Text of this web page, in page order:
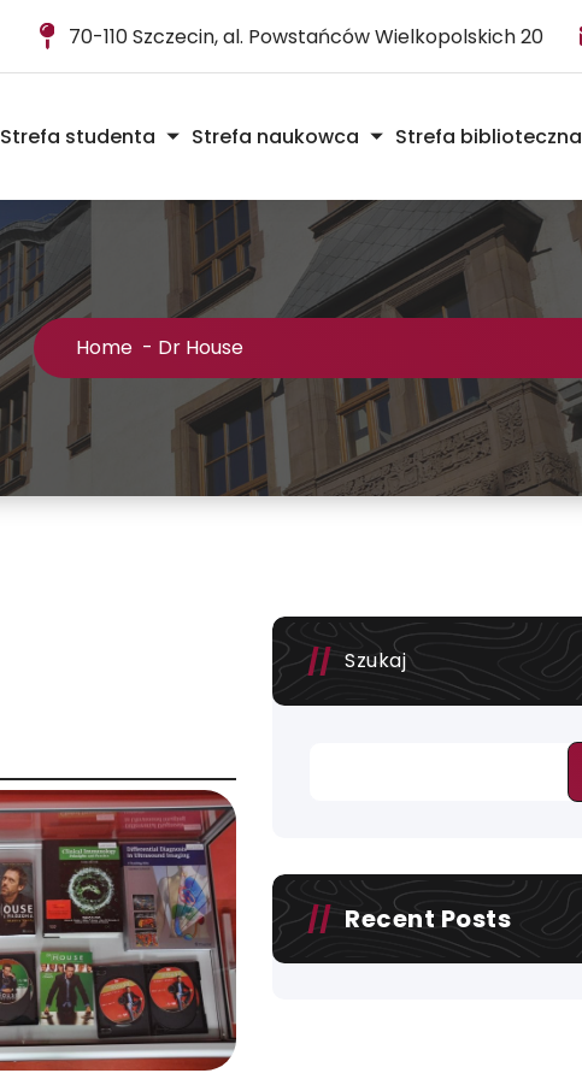
70-110 Szczecin, al. Powstańców Wielkopolskich 20
Strefa studenta Strefa naukowca Strefa biblioteczna
Home - Dr House
Szukaj
Recent Posts